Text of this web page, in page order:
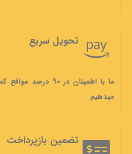
تحویل سریع
میدهیم
تضمین بازپرداخت